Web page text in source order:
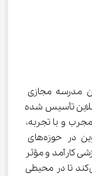
نخستین مدرسه مجازی
تأسیس شده
از اساتید مجرب و با تجربه،
ارائه‌دهنده آموزش‌های با کیفیت و نوین در حوزه‌های
روش‌های آموزشی کارآمد و مؤثر
در این مدرسه، به دانش‌آموزان کمک می‌کند تا در محیطی